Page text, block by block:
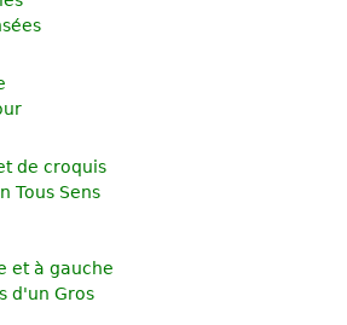
de croquis
Tous Sens
et à gauche
d'un Gros